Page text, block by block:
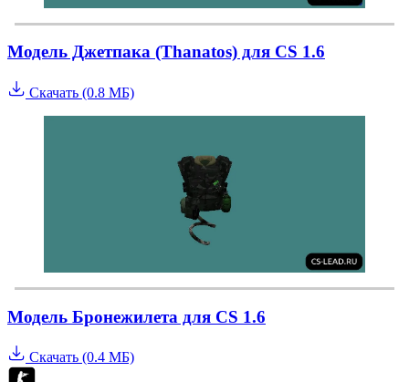
Модель Джетпака (Thanatos) для CS 1.6
Скачать (0.8 МБ)
Модель Бронежилета для CS 1.6
Скачать (0.4 МБ)